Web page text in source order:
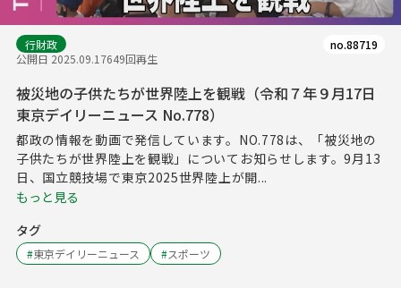
行財政
公開日 2025.09.17649回再生
no.88719
被災地の子供たちが世界陸上を観戦（令和７年９月17日
東京デイリーニュース No.778）
都政の情報を動画で発信しています。NO.778は、「被災地の
子供たちが世界陸上を観戦」についてお知らせします。9月13
日、国立競技場で東京2025世界陸上が開...
もっと見る
タグ
#東京デイリーニュース #スポーツ